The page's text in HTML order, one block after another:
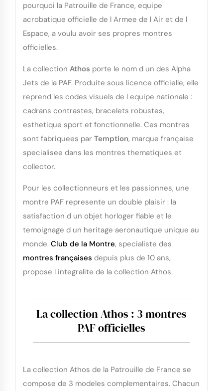
pourquoi la Patrouille de France, equipe
acrobatique officielle de l Armee de l Air et de l
Espace, a voulu avoir ses propres montres
officielles.
La collection Athos porte le nom d un des Alpha
Jets de la PAF. Produite sous licence officielle, elle
reprend les codes visuels de l equipe nationale :
cadrans contrastes, bracelets robustes,
esthetique sport et fonctionnelle. Ces montres
sont fabriquees par Temption, marque française
specialisee dans les montres thematiques et
collector.
Pour les collectionneurs et les passionnes, une
montre PAF represente un double plaisir : la
satisfaction d un objet horloger fiable et le
temoignage d un heritage aeronautique unique au
monde. Club de la Montre, specialiste des
montres françaises depuis plus de 10 ans,
propose l integralite de la collection Athos.
La collection Athos : 3 montres
PAF officielles
La collection Athos de la Patrouille de France se
compose de 3 modeles complementaires. Chacun